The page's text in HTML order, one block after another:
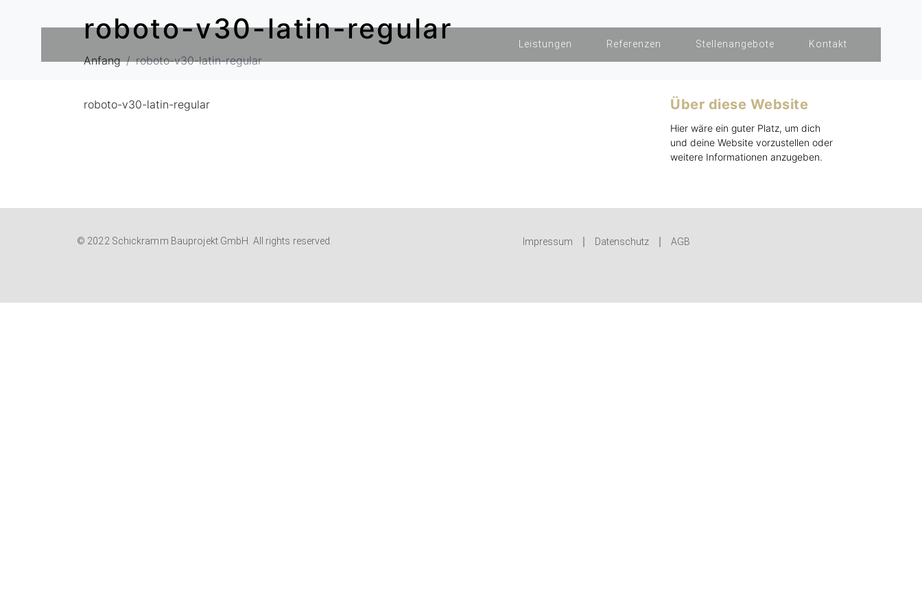
Leistungen Referenzen Stellenangebote Kontakt
roboto-v30-latin-regular
Anfang roboto-v30-latin-regular
roboto-v30-latin-regular Über diese Website
Hier wäre ein guter Platz, um dich
und deine Website vorzustellen oder
weitere Informationen anzugeben.
© 2022 Schickramm Bauprojekt GmbH. All rights reserved. Impressum Datenschutz AGB